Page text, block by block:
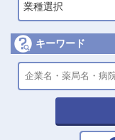
業種選択
キーワード